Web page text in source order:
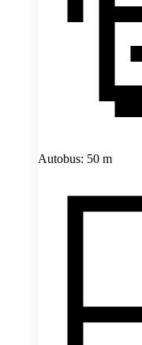
Autobus: 50 m